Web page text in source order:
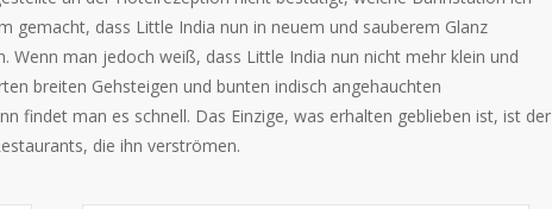
dass Little India nun in neuem und sauberem Glanz
man jedoch weiß, dass Little India nun nicht mehr klein und
breiten Gehsteigen und bunten indisch angehauchten
findet man es schnell. Das Einzige, was erhalten geblieben ist, ist der
die ihn verströmen.